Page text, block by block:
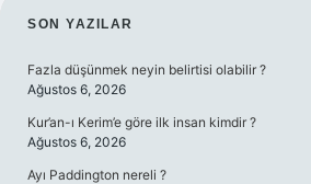
SIDEBAR
SON YAZILAR
Fazla düşünmek neyin belirtisi olabilir ?
Ağustos 6, 2026
Kur’an-ı Kerim’e göre ilk insan kimdir ?
Ağustos 6, 2026
Ayı Paddington nereli ?